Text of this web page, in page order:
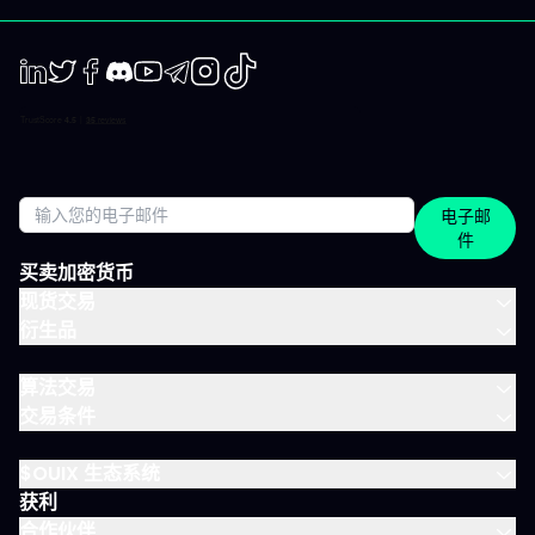
流与真实投资者行为。不是猜测，也不是市井杂音。 IVLite的一天
举个例子，一天的节奏大致如下： 07:45 晨间简报 开盘前设定今日
基调。 09:12 今日计划，CAC 40 明确关注点、操作情景、失效
点。 14:30 中期简报，黄金 趋势形成时，科学跟随。 22:05 市场回
医疗 加密货币：BTC、ETH、SOL和山寨币 大宗商品：黄金、原
油、白银 ETF：SPY、QQQ、MSCI World 免费、IVLite、VIP：如
何定位？ IVLite特意定位于免费账户与VIP之间。如果你想获取实用
内容但不需要全方位陪伴，这是最佳选择。 你会获得 免费 IVLite
VIP 晨间简报
买卖加密货币
获利
Telegram
Instagram
电子邮
件